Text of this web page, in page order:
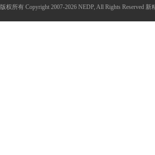
版权所有 Copyright 2007-2026 NEDP, All Rights